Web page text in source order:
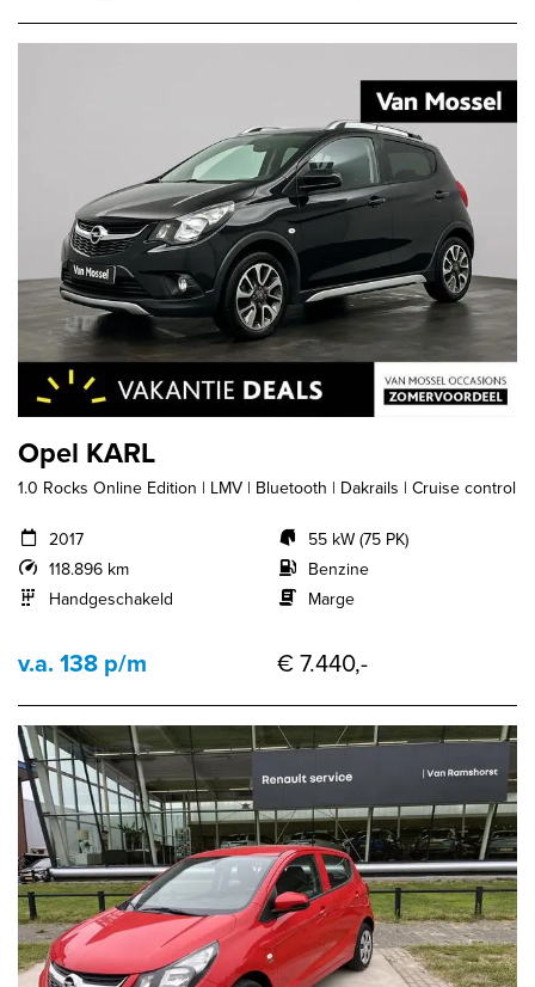
Opel KARL
1.0 Rocks Online Edition | LMV | Bluetooth | Dakrails | Cruise control
2017
118.896 km
Handgeschakeld
55 kW (75 PK)
Benzine
Marge
v.a. 138 p/m € 7.440,-